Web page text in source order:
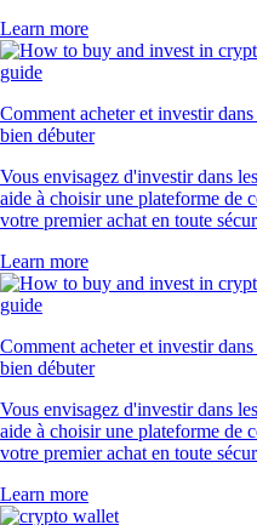
Learn more
Comment acheter et investir
bien débuter
Vous envisagez d'investir dans
aide à choisir une plateforme de
votre premier achat en toute
Learn more
Comment acheter et investir
bien débuter
Vous envisagez d'investir dans
aide à choisir une plateforme de
votre premier achat en toute
Learn more